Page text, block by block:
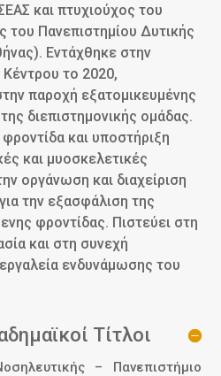
και πτυχιούχος του
του Πανεπιστημίου Δυτικής
Εντάχθηκε στην
το 2020,
παροχή εξατομικευμένης
διεπιστημονικής ομάδας.
και υποστήριξη
και μυοσκελετικές
οργάνωση και διαχείριση
την εξασφάλιση της
φροντίδας. Πιστεύει στη
και στη συνεχή
ενδυνάμωσης του
Τίτλοι
– Πανεπιστήμιο